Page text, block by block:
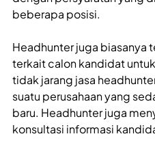
beberapa posisi.
Headhunter juga biasanya
terkait calon kandidat
tidak jarang jasa
suatu perusahaan yang
baru. Headhunter juga
konsultasi informasi